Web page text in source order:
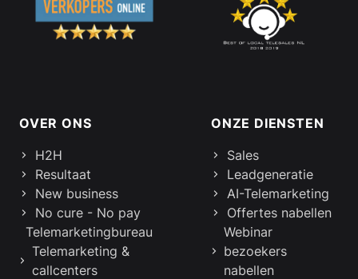
Footer links en informatie
OVER ONS
H2H
Resultaat
New business
No cure - No pay
Telemarketingbureau
Telemarketing &
callcenters
ONZE DIENSTEN
Sales
Leadgeneratie
AI-Telemarketing
Offertes nabellen
Webinar
bezoekers
nabellen